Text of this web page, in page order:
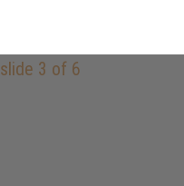
slide 3 of 6